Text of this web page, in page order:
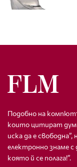
Подобно на
които цитират
иска да е
електронно знаме
която й се полага!”.